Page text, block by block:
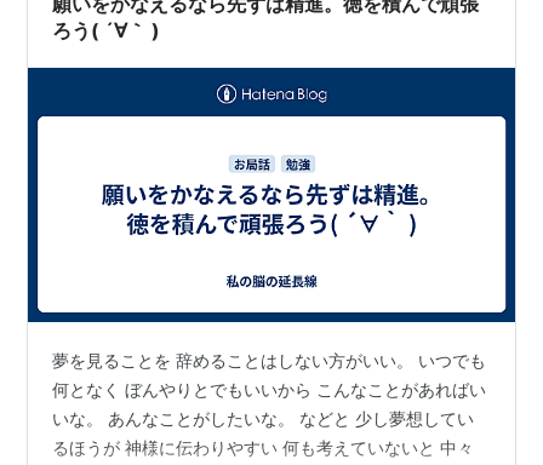
顕れるのだと思う。 多く…
ろう( ´∀｀ )
夢を見ることを 辞めることはしない方がいい。 いつでも
何となく ぼんやりとでもいいから こんなことがあればい
いな。 あんなことがしたいな。 などと 少し夢想してい
るほうが 神様に伝わりやすい 何も考えていないと 中々